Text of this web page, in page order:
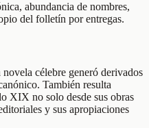
abundancia de nombres,
del folletín por entregas.
célebre generó derivados
También resulta
XIX no solo desde sus obras
y sus apropiaciones